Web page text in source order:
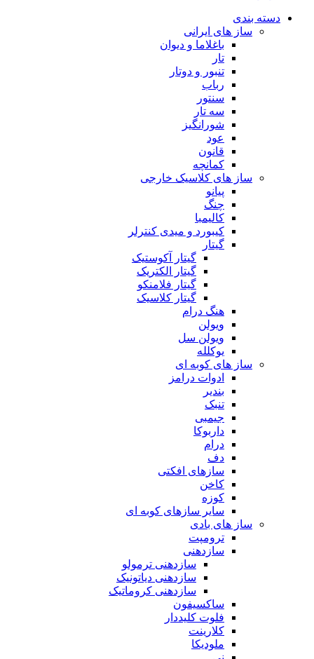
دسته بندی
ساز های ایرانی
باغلاما و دیوان
تار
تنبور و دوتار
رباب
سنتور
سه تار
شورانگیز
عود
قانون
کمانچه
ساز های کلاسیک خارجی
پیانو
چنگ
کالیمبا
کیبورد و میدی کنترلر
گیتار
گیتار آکوستیک
گیتار الکتریک
گیتار فلامنکو
گیتار کلاسیک
هنگ درام
ویولن
ویولن سل
یوکلله
ساز های کوبه ای
ادوات درامز
بندیر
تنبک
جیمبی
داربوکا
درام
دف
سازهای افکتی
کاخن
کوزه
سایر سازهای کوبه ای
ساز های بادی
ترومپت
سازدهنی
سازدهنی ترمولو
سازدهنی دیاتونیک
سازدهنی کروماتیک
ساکسیفون
فلوت کلیددار
کلارینت
ملودیکا